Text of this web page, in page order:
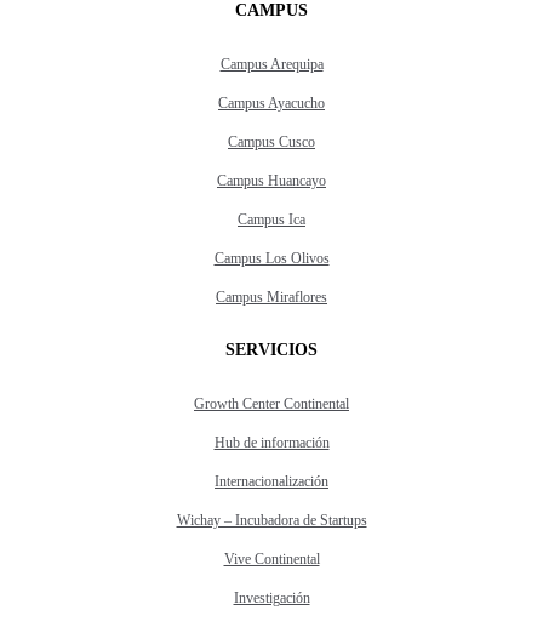
CAMPUS
Campus Arequipa
Campus Ayacucho
Campus Cusco
Campus Huancayo
Campus Ica
Campus Los Olivos
Campus Miraflores
SERVICIOS
Growth Center Continental
Hub de información
Internacionalización
Wichay – Incubadora de Startups
Vive Continental
Investigación